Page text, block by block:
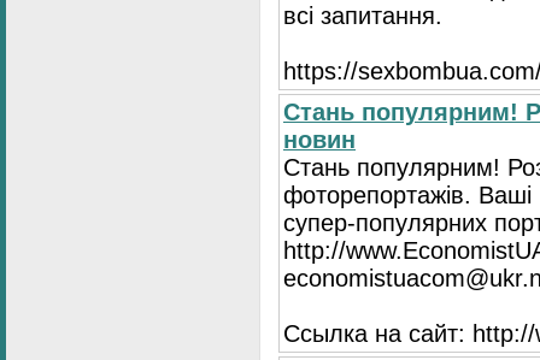
всі запитання.
https://
Стань популярним!
новин
Стань популярним!
фоторепортажів. Ваші
супер-популярних
http://
Ссылка на сайт: